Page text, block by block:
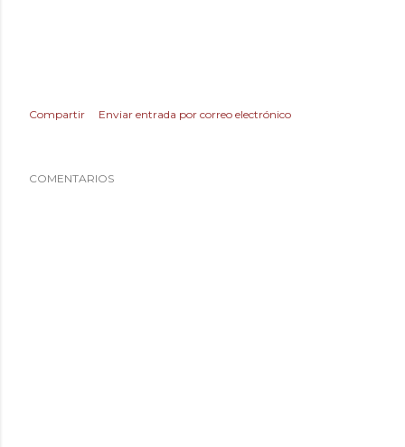
Compartir Enviar entrada por correo electrónico
COMENTARIOS